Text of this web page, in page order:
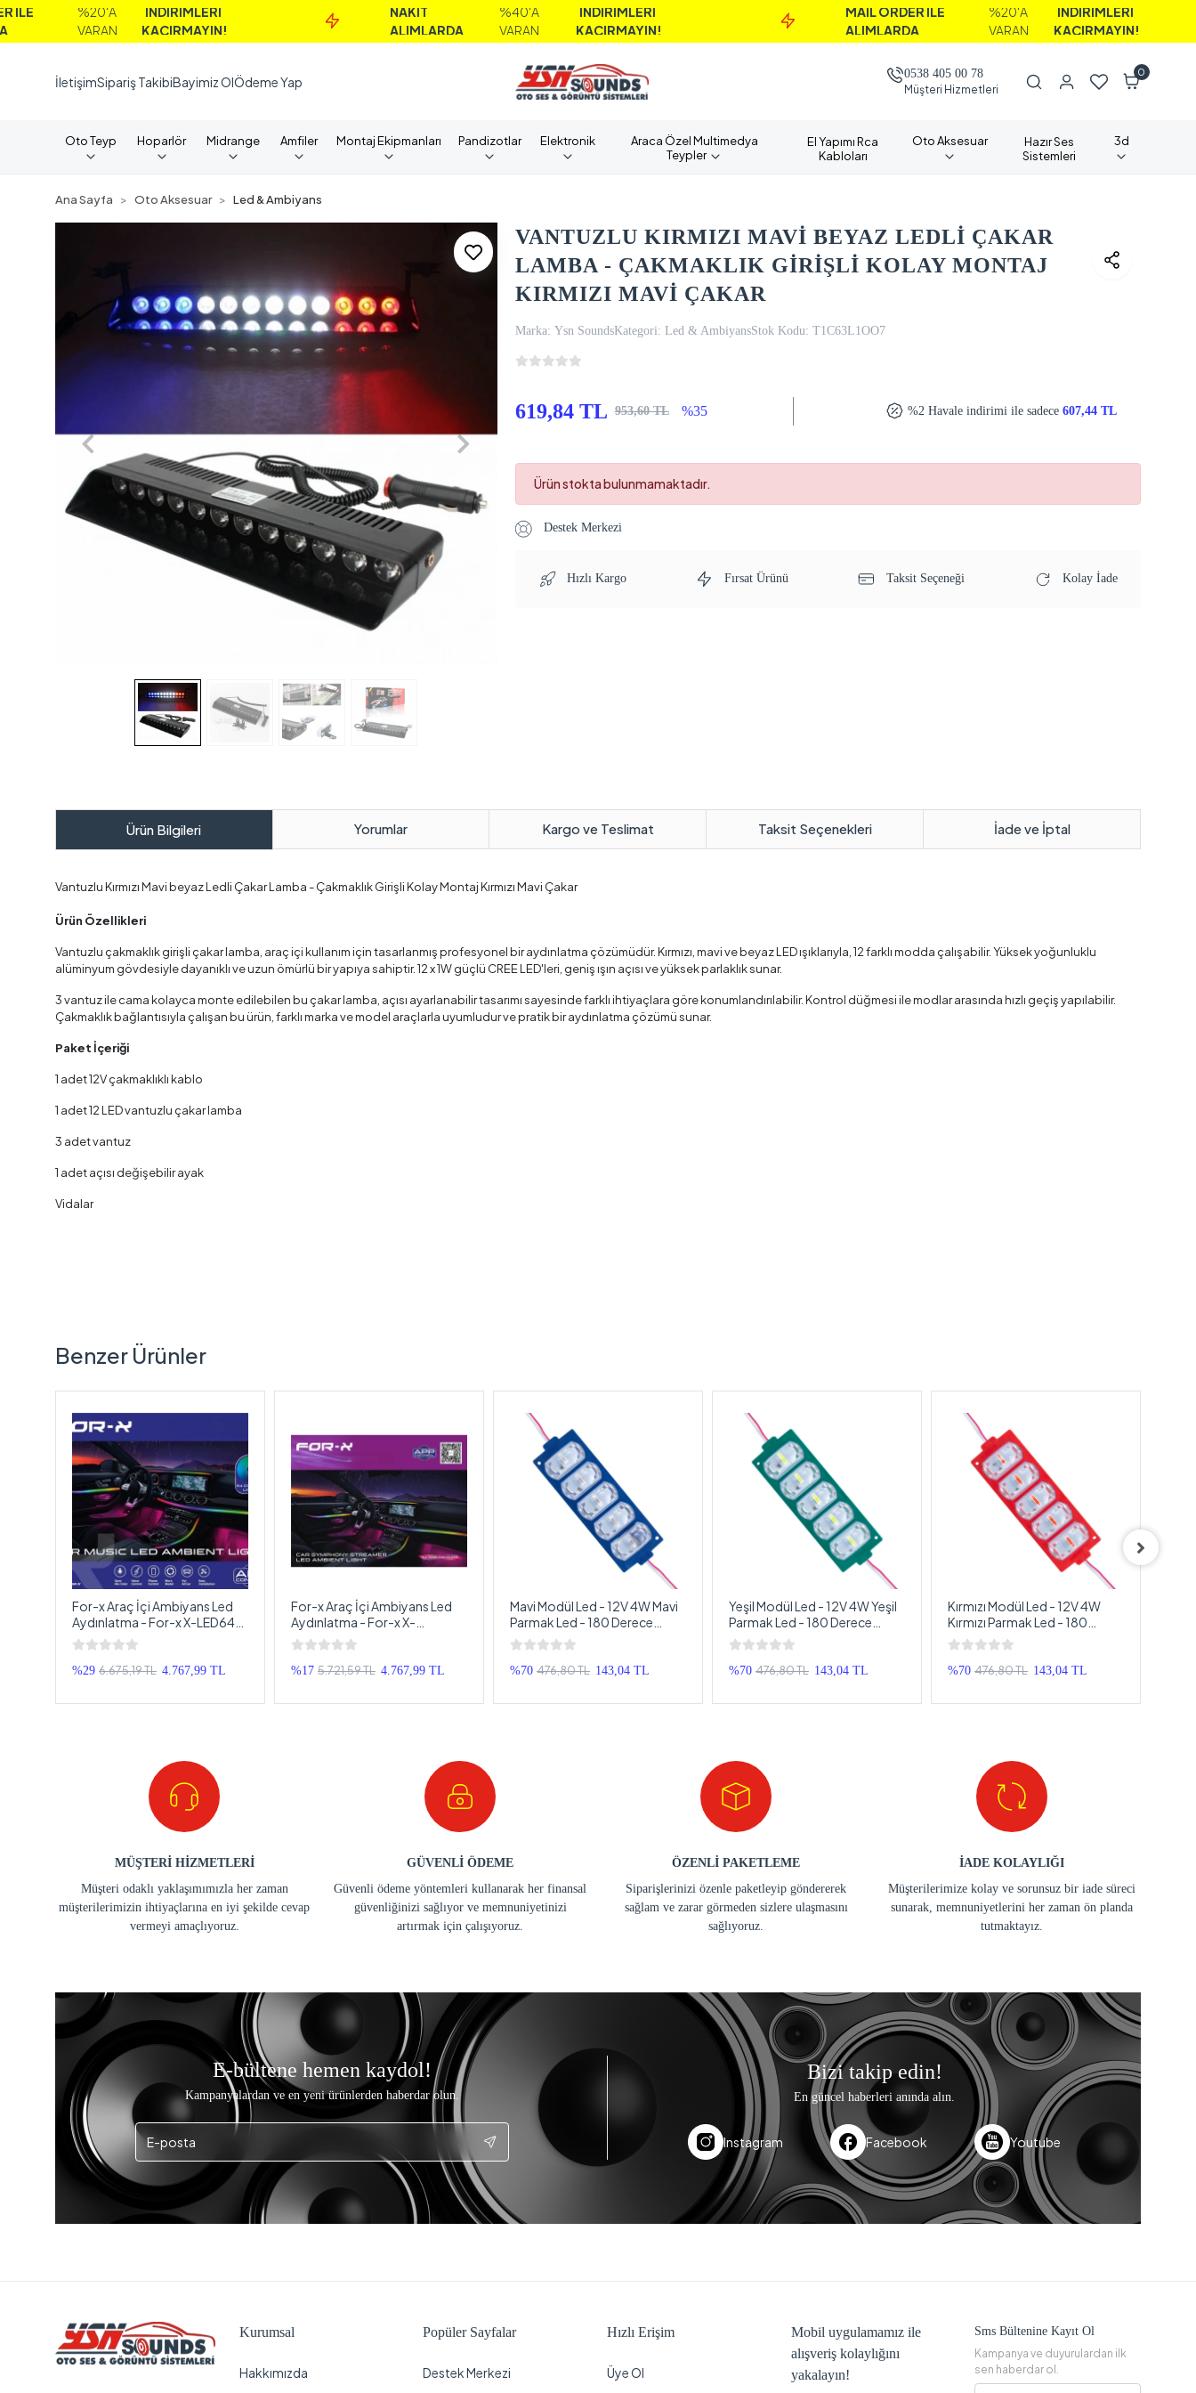
%20'A
İNDİRİMLERİ
KAÇIRMAYIN!
NAKİT
ALIMLARDA
VARAN
İNDİRİMLERİ
KAÇIRMAYIN!
MAİL ORDER İLE
ALIMLARDA
%20'A
İNDİRİMLERİ
KAÇIRMAYIN!
İletişimSipariş TakibiBayimiz OlÖdeme Yap
0538 405 00 78
Müşteri Hizmetleri
0
Oto Teyp Hoparlör Midrange Amfiler Montaj Ekipmanları Pandizotlar Elektronik
Araca Özel Multimedya
Teypler
El Yapımı Rca
Kabloları
Oto Aksesuar
Hazır Ses
Sistemleri
3d
Ana Sayfa Oto Aksesuar Led & Ambiyans
VANTUZLU KIRMIZI MAVİ BEYAZ LEDLİ ÇAKAR
LAMBA - ÇAKMAKLIK GİRİŞLİ KOLAY MONTAJ
KIRMIZI MAVİ ÇAKAR
Marka: Ysn SoundsKategori: Led & AmbiyansStok Kodu: T1C63L1OO7
619,84 TL 953,60 TL %35 %2 Havale indirimi ile sadece607,44 TL
Ürün stokta bulunmamaktadır.
Destek Merkezi
Hızlı Kargo Fırsat Ürünü Taksit Seçeneği Kolay İade
Ürün Bilgileri Yorumlar Kargo ve Teslimat Taksit Seçenekleri İade ve İptal
Vantuzlu Kırmızı Mavi beyaz Ledli Çakar Lamba - Çakmaklık Girişli Kolay Montaj Kırmızı Mavi Çakar
Ürün Özellikleri
Vantuzlu çakmaklık girişli çakar lamba, araç içi kullanım için tasarlanmış profesyonel bir aydınlatma çözümüdür. Kırmızı, mavi ve beyaz LED ışıklarıyla, 12 farklı modda çalışabilir. Yüksek yoğunluklu
alüminyum gövdesiyle dayanıklı ve uzun ömürlü bir yapıya sahiptir. 12 x 1W güçlü CREE LED'leri, geniş ışın açısı ve yüksek parlaklık sunar.
3 vantuz ile cama kolayca monte edilebilen bu çakar lamba, açısı ayarlanabilir tasarımı sayesinde farklı ihtiyaçlara göre konumlandırılabilir. Kontrol düğmesi ile modlar arasında hızlı geçiş yapılabilir.
Çakmaklık bağlantısıyla çalışan bu ürün, farklı marka ve model araçlarla uyumludur ve pratik bir aydınlatma çözümü sunar.
Paket İçeriği
1 adet 12V çakmaklıklı kablo
1 adet 12 LED vantuzlu çakar lamba
3 adet vantuz
1 adet açısı değişebilir ayak
Vidalar
Benzer Ürünler
For-x Araç İçi Ambiyans Led
Aydınlatma - For-x X-LED64P
64 Renkli Müziğe Duyarlı RBG
Led Ambians Aydınlatma
%29 6.675,19 TL 4.767,99 TL
For-x Araç İçi Ambiyans Led
Aydınlatma - For-x X-
24LED64P Animasyonlu 64
Renkli Müziğe Duyarlı RBG Led
Ambians Aydınlatma
%17 5.721,59 TL 4.767,99 TL
Mavi Modül Led - 12V 4W Mavi
Parmak Led - 180 Derece
280LM Profesyonel Modül
Led - 1 Adet
%70 476,80 TL 143,04 TL
Yeşil Modül Led - 12V 4W Yeşil
Parmak Led - 180 Derece
280LM Profesyonel Modül
Led - 1 Adet
%70 476,80 TL 143,04 TL
Kırmızı Modül Led - 12V 4W
Kırmızı Parmak Led - 180
Derece 280LM Profesyonel
Modül Led - 1 Adet
%70 476,80 TL 143,04 TL
MÜŞTERİ HİZMETLERİ
Müşteri odaklı yaklaşımımızla her zaman
müşterilerimizin ihtiyaçlarına en iyi şekilde cevap
vermeyi amaçlıyoruz.
GÜVENLİ ÖDEME
Güvenli ödeme yöntemleri kullanarak her finansal
güvenliğinizi sağlıyor ve memnuniyetinizi
artırmak için çalışıyoruz.
ÖZENLİ PAKETLEME
Siparişlerinizi özenle paketleyip göndererek
sağlam ve zarar görmeden sizlere ulaşmasını
sağlıyoruz.
İADE KOLAYLIĞI
Müşterilerimize kolay ve sorunsuz bir iade süreci
sunarak, memnuniyetlerini her zaman ön planda
tutmaktayız.
E-bültene hemen kaydol!
Kampanyalardan ve en yeni ürünlerden haberdar olun.
Bizi takip edin!
En güncel haberleri anında alın.
Instagram Facebook Youtube
Kurumsal
Hakkımızda
Popüler Sayfalar
Destek Merkezi
Hızlı Erişim
Üye Ol
Mobil uygulamamız ile
alışveriş kolaylığını
yakalayın!
Sms Bültenine Kayıt Ol
Kampanya ve duyurulardan ilk
sen haberdar ol.